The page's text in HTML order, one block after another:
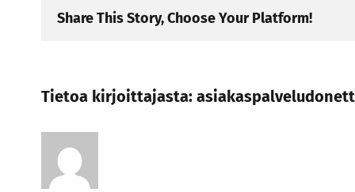
Share This Story, Choose Your Platform!
Tietoa kirjoittajasta: